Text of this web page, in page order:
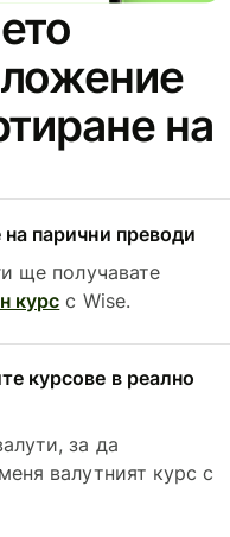
на
парични преводи
ще получавате
курс с Wise.
курсове в реално
за да
валутният курс с